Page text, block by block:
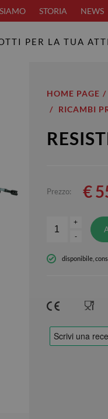
STORIA NEWS
PER LA TUA
HOME PAGE
RICAMBI
Prezzo: €
+
-
disponibile,